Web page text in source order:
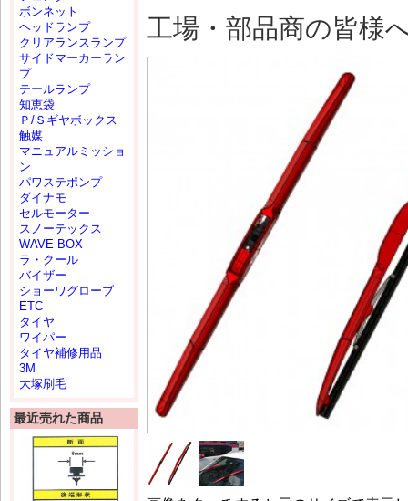
工場・部品商の皆様
ボンネット
ヘッドランプ
クリアランスランプ
サイドマーカーラン
プ
テールランプ
知恵袋
Ｐ/Ｓギヤボックス
触媒
マニュアルミッショ
ン
パワステポンプ
ダイナモ
セルモーター
スノーテックス
WAVE BOX
ラ・クール
バイザー
ショーワグローブ
ETC
タイヤ
ワイパー
タイヤ補修用品
3M
大塚刷毛
最近売れた商品